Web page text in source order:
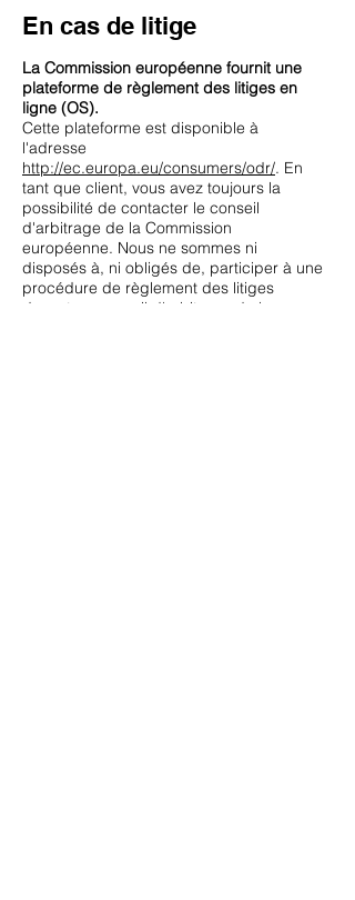
En cas de litige
La Commission européenne fournit une
plateforme de règlement des litiges en
ligne (OS).
Cette plateforme est disponible à
l'adresse
http://ec.europa.eu/consumers/odr/. En
tant que client, vous avez toujours la
possibilité de contacter le conseil
d'arbitrage de la Commission
européenne. Nous ne sommes ni
disposés à, ni obligés de, participer à une
procédure de règlement des litiges
devant un conseil d'arbitrage de la